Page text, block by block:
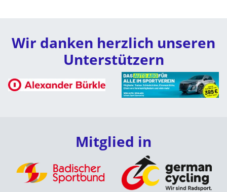
Wir danken herzlich unseren
Unterstützern
Mitglied in